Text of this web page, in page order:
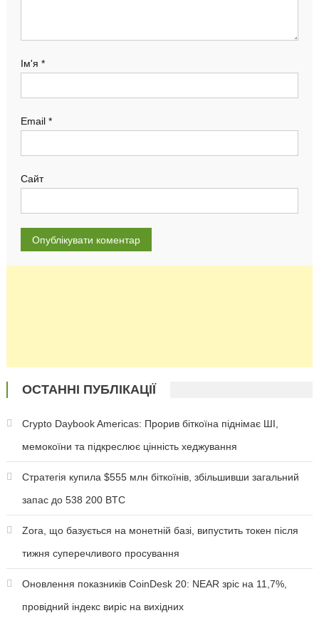
Ім'я *
Email *
Сайт
ОСТАННІ ПУБЛІКАЦІЇ
Crypto Daybook Americas: Прорив біткоїна піднімає ШІ,
мемокоїни та підкреслює цінність хеджування
Стратегія купила $555 млн біткоїнів, збільшивши загальний
запас до 538 200 BTC
Zora, що базується на монетній базі, випустить токен після
тижня суперечливого просування
Оновлення показників CoinDesk 20: NEAR зріс на 11,7%,
провідний індекс виріс на вихідних